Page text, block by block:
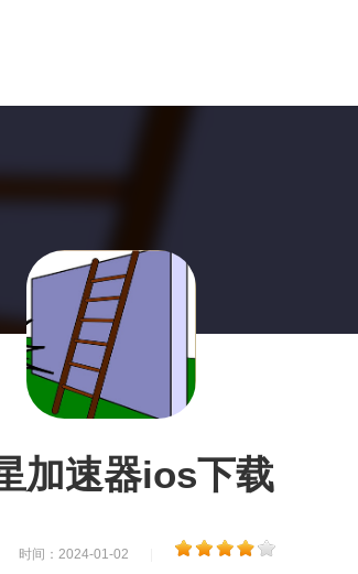
加速器ios下载
时间：2024-01-02